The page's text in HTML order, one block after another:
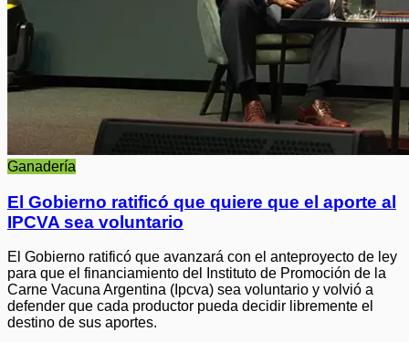
Ganadería
El Gobierno ratificó que quiere que el aporte al
IPCVA sea voluntario
El Gobierno ratificó que avanzará con el anteproyecto de ley
para que el financiamiento del Instituto de Promoción de la
Carne Vacuna Argentina (Ipcva) sea voluntario y volvió a
defender que cada productor pueda decidir libremente el
destino de sus aportes.